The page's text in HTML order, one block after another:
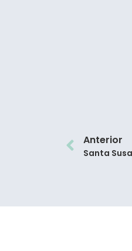
Anterior
Santa